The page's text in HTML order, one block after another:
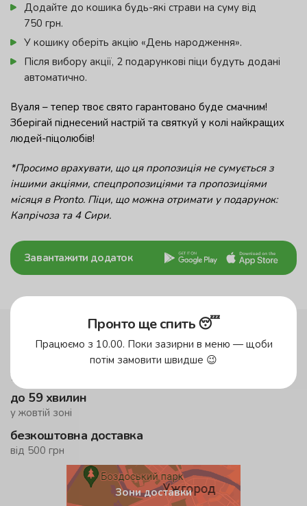
Додайте до кошика будь-які страви на суму від
750 грн.
У кошику оберіть акцію «День народження».
Після вибору акції, 2 подарункові піци будуть додані
автоматично.
Вуаля – тепер твоє свято гарантовано буде смачним!
Зберігай піднесений настрій та святкуй у колі найкращих
людей-піцолюбів!
*Просимо врахувати, що ця пропозиція не сумується з
іншими акціями, спецпропозиціями та пропозиціями
місяця в Pronto. Піци, що можна отримати у подарунок:
Капрічоза та 4 Сири.
Завантажити додаток
у зеленій зоні!
до 59 хвилин
у жовтій зоні
безкоштовна доставка
від 500 грн
Зони доставки
Пронто ще спить 😴
Працюємо з 10.00. Поки зазирни в меню — щоби
потім замовити швидше 😉